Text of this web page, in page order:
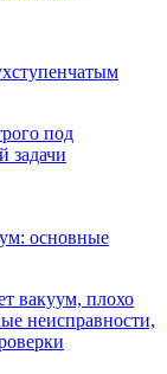
под
задачи
основные
вакуум, плохо
неисправности,